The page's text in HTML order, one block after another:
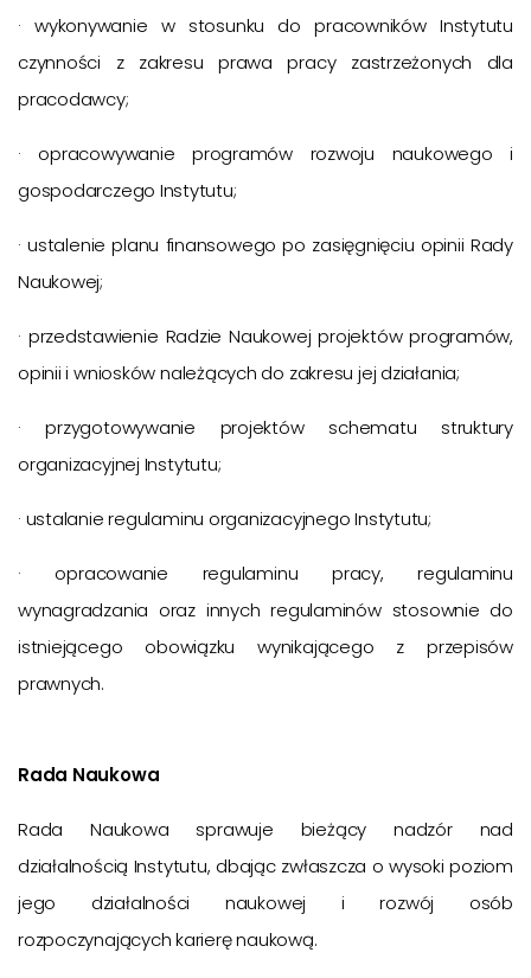
· wykonywanie w stosunku do pracowników Instytutu
czynności z zakresu prawa pracy zastrzeżonych dla
pracodawcy;
· opracowywanie programów rozwoju naukowego i
gospodarczego Instytutu;
· ustalenie planu finansowego po zasięgnięciu opinii Rady
Naukowej;
· przedstawienie Radzie Naukowej projektów programów,
opinii i wniosków należących do zakresu jej działania;
· przygotowywanie projektów schematu struktury
organizacyjnej Instytutu;
· ustalanie regulaminu organizacyjnego Instytutu;
· opracowanie regulaminu pracy, regulaminu
wynagradzania oraz innych regulaminów stosownie do
istniejącego obowiązku wynikającego z przepisów
prawnych.
Rada Naukowa
Rada Naukowa sprawuje bieżący nadzór nad
działalnością Instytutu, dbając zwłaszcza o wysoki poziom
jego działalności naukowej i rozwój osób
rozpoczynających karierę naukową.